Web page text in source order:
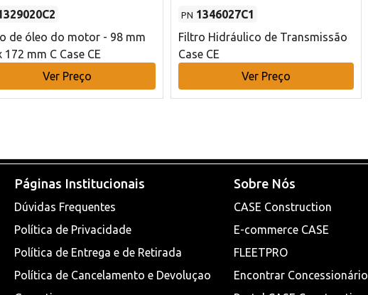
de óleo do motor - 98 mm
172 mm C Case CE
Ver Preço
PN 1346027C1
Filtro Hidráulico de Transmissão
Case CE
Ver Preço
Páginas Institucionais
Dúvidas Frequentes
Política de Privacidade
Política de Entrega e de Retirada
Política de Cancelamento e Devoluçao
Sobre Nós
CASE Construction
E-commerce CASE
FLEETPRO
Encontrar Concessionário